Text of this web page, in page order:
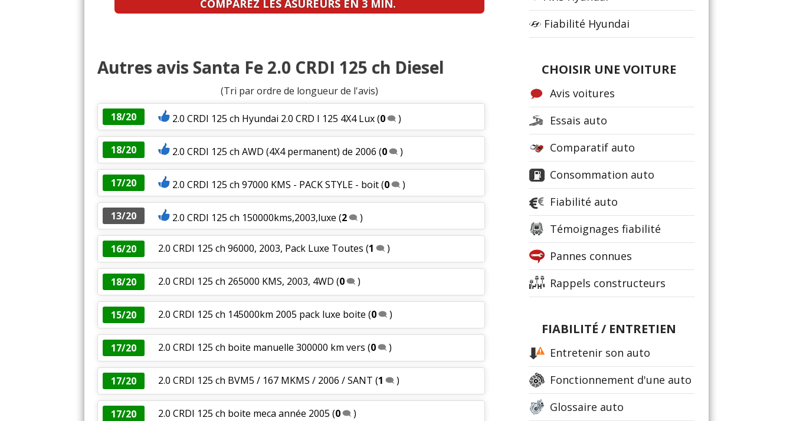
COMPAREZ LES ASUREURS EN 3 MIN.
Autres avis Santa Fe 2.0 CRDI 125 ch Diesel
(Tri par ordre de longueur de l'avis)
18/20
2.0 CRDI 125 ch Hyundai 2.0 CRD I 125 4X4 Lux(0 )
18/20 2.0 CRDI 125 ch AWD (4X4 permanent) de 2006 (0 )
17/20 2.0 CRDI 125 ch 97000 KMS - PACK STYLE - boit(0 )
13/20 2.0 CRDI 125 ch 150000kms,2003,luxe (2 )
16/20 2.0 CRDI 125 ch 96000, 2003, Pack Luxe Toutes (1 )
18/20 2.0 CRDI 125 ch 265000 KMS, 2003, 4WD (0 )
15/20 2.0 CRDI 125 ch 145000km 2005 pack luxe boite (0 )
17/20 2.0 CRDI 125 ch boite manuelle 300000 km vers (0 )
17/20 2.0 CRDI 125 ch BVM5 / 167 MKMS / 2006 / SANT (1 )
17/20 2.0 CRDI 125 ch boite meca année 2005 (0 )
Fiabilité Hyundai
CHOISIR UNE VOITURE
Avis voitures
Essais auto
Comparatif auto
Consommation auto
Fiabilité auto
Témoignages fiabilité
Pannes connues
Rappels constructeurs
FIABILITÉ / ENTRETIEN
Entretenir son auto
Fonctionnement d'une auto
Glossaire auto